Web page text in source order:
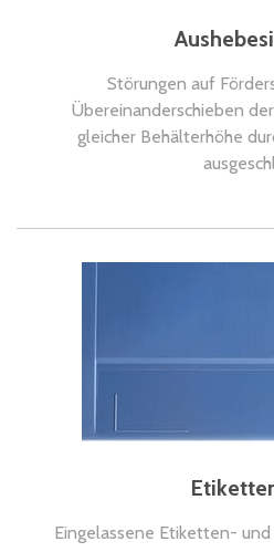
Störungen auf
Übereinanderschieben
gleicher Behälterhöhe
Eingelassene Etiketten-